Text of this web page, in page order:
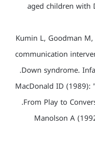
aged children with
Kumin L, Goodman
communication
Down syndrome.
MacDonald ID
From Play to
Manolson A